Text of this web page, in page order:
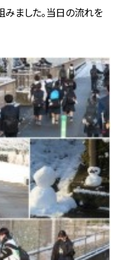
みました。当日の流れを